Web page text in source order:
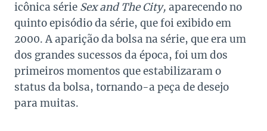
icônica série Sex and The City, aparecendo no
quinto episódio da série, que foi exibido em
2000. A aparição da bolsa na série, que era um
dos grandes sucessos da época, foi um dos
primeiros momentos que estabilizaram o
status da bolsa, tornando-a peça de desejo
para muitas.